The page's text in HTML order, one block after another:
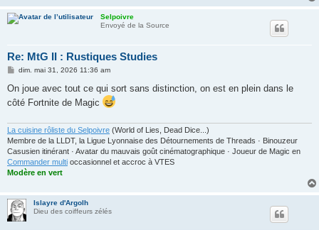
Selpoivre
Envoyé de la Source
Re: MtG II : Rustiques Studies
M
s
a
dim. mai 31, 2026 11:36 am
On joue avec tout ce qui sort sans distinction, on est en plein dans le
côté Fortnite de Magic
La cuisine rôliste du Selpoivre (World of Lies, Dead Dice...)
Membre de la LLDT, la Ligue Lyonnaise des Détournements de Threads · Binouzeur
Casusien itinérant · Avatar du mauvais goût cinématographique · Joueur de Magic en
Commander multi occasionnel et accroc à VTES
Modère en vert
Islayre d'Argolh
Dieu des coiffeurs zélés